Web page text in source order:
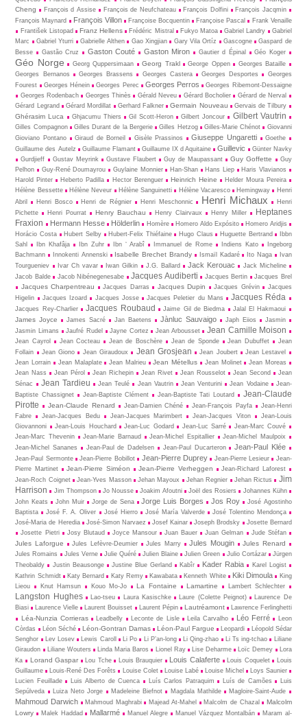
Cheng
François d Assise François de Neufchateau François Dolfini
François Jacqmin
François Maynard
François Villon Françoise Bocquentin Françoise Pascal
Frank Venaille
František Listopad
Franz Hellens Frédéric Mistral Fukyo Matoa Gabriel Landry
Gabriel
Marc
Gabriel Yturri Gabrielle Althen Gao Xingjian Gary Vila Ortíz Gascogne
Gaspard de
Besse
Gastão Cruz Gaston Couté Gaston Miron Gautier d Épinal Géo Koger
Géo Norge Georg Quppersimaan Georg Trakl George Oppen
Georges Bataille
Georges Bernanos
Georges Brassens Georges Castera Georges Desportes
Georges
Fourest
Georges Hénein Georges Perec Georges Perros
Georges Ribemont-Dessaigne
Georges Rodenbach
Georges Thinès Gérald Neveu Gérard Bocholier
Gérard de Nerval
Gérard Legrand
Gérard Mordillat Gerhard Falkner Germain Nouveau Gervais de Tilbury
Ghérasim Luca Ghjacumu Thiers Gil Scott-Heron Gilbert Joncour Gilbert Vautrin
Gilles Compagnon Gilles Durant de la Bergerie Gilles Hetzog Gilles-Marie Chénot
Giovanni
Gioviano Pontano
Giraud de Borneil Gisèle Prassinos Giuseppe Ungaretti
Goethe
Guillaume des Autelz
Guillaume Flamant Guillaume IX d Aquitaine Guillevic
Günter Navky
Gurdjieff
Gustav Meyrink Gustave Flaubert Guy de Maupassant Guy Goffette
Guy
Pelhon
Guy-René Dou­may­rou Guylaine Monnier Han-Shan Hans Liep
Haris Vlavianos
Harold Pinter
Heberto Padilla Hector Berenguer Heinrich Heine
Helder Moura Pereira
Hélène Bessette
Hélène Neveur Hélène Sanguinetti Hélène Vacaresco Hemingway
Henri
Abril
Henri Bosco Henri de Régnier Henri Meschonnic Henri Michaux
Henri
Pichette
Henri Pourrat Henry Bauchau Henry Clairvaux Henry Miller
Heptanes
Fraxion
Hermann Hesse Hölderlin Homère Homero Aldo Expósito
Homero Aridjis
Horácio Costa
Hubert Selby Hubert-Felix Thiéfaine Hugo Claus Huguette Bertrand
Ibbn
Sahl
Ibn Khafâja Ibn Zuhr Ibn ‘ Arabî Immanuel de Rome Indiens Kato
Ingeborg
Bachmann
Innokenti Annenski Isabelle Brechet Brandy Ismaïl Kadaré Ito Naga
Ivan
Tourgueniev
Ivar Ch vavar Iwan Gilkin J.G. Ballard Jack Kerouac
Jack Micheline
Jacob Balde
Jacob Nibénegenesabe Jacques Audiberti Jacques Bertin Jacques Brel
Jacques Charpentreau Jacques Darras Jacques Dupin Jacques Grévin
Jacques
Higelin
Jacques Izoard Jacques Josse Jacques Peletier du Mans Jacques Réda
Jacques Rey-Charlier Jacques Roubaud Jaime Gil de Biedma Jalal El Hakmaoui
James Joyce James Sacré Jan Baetens Jànluc Sauvaigo Japh Eiios
Jasmin
Jasmin Limans
Jaufré Rudel Jayne Cortez Jean Arbousset Jean Camille Moison
Jean Cayrol Jean Cocteau Jean de Boschère Jean de Sponde Jean Dubuffet
Jean
Follain
Jean Giono Jean Giraudoux Jean Grosjean Jean Joubert
Jean Lestavel
Jean Lorrain
Jean Malaplate Jean Malrieu Jean Métellus Jean Molinet
Jean Moreas
Jean Nass
Jean Pérol Jean Richepin Jean Rivet Jean Rousselot Jean Second
Jean
Sénac
Jean Tardieu Jean Teulé Jean Vautrin Jean Venturini Jean Vodaine
Jean-
Baptiste Chassignet
Jean-Baptiste Clément Jean-Baptiste Tati Loutard
Jean-Claude
Pirotte
Jean-Claude Renard Jean-Damien Chéné Jean-François Payfa
Jean-Henri
Fabre
Jean-Jacques Bedu Jean-Jacques Marimbert Jean-Jacques Viton
Jean-Louis
Giovannoni
Jean-Louis Houchard Jean-Luc Godard Jean-Luc Sarré
Jean-Marc Couvé
Jean-Marc Thevenin
Jean-Marie Barnaud Jean-Michel Espitallier
Jean-Michel Maulpoix
Jean-Michel Sananes
Jean-Paul de Dadelsen Jean-Paul Ducarteron Jean-Paul Klée
Jean-Paul Sermonte Jean-Pierre Bobillot Jean-Pierre Duprey Jean-Pierre Lesieur
Jean-
Pierre Martinet
Jean-Pierre Siméon Jean-Pierre Verheggen
Jean-Richard Laforest
Jean-Roch Coignet
Jean-Yves Masson Jehan Mayoux Jehan Regnier Jehan Rictus
Jim
Harrison
Jim Thompson Jo Nousse Joakim Afoutni Joël des Rosiers
Johannes Kühn
John Keats
John Muir Jorge de Sena Jorge Luis Borges Jos Roy
José Agostinho
Baptista
José F. A. Oliver José Hierro José María Valverde
José Tolentino Mendonça
José-Maria de Heredia
José-Simon Narvaez Josef Kainar Joseph Brodsky
Josette Bernard
Josette Pietri
Josy Blutaud Joyce Mansour Juan Bauer Juan Gelman Jude Stéfan
Jules Laforgue Jules Lefèvre-Deumier Jules Marry Jules Mougin Jules Renard
Jules Romains Jules Verne Julie Quéré Julien Blaine Julien Green Julio Cortázar
Jürgen
Theobaldy
Justin Beausonge Justine Blue Gerland Kabîr Kader Rabia
Karel Logist
Kathrin Schmidt
Katy Bernard Katy Remy Kawabata Kenneth White Kiki Dimoula
King
Lieou
Knut Hamsun Kouo Mo-Jo La Fontaine Lamartine Lambert Schlechter
Langston Hughes Lao-tseu Laura Kasischke Laure (Colette Peignot)
Laurence De
Biasi
Laurence Vielle Laurent Bouisset Laurent Pépin Lautréamont Lawrence Ferlinghetti
Léa-Nunzia Corrieras Leadbelly Leconte de Lisle Leila Carvalho Léo Ferré
Leon
Còrdas
Léon Séché Léon-Gontran Damas Léon-Paul Fargue Leopardi
Léopold Sédar
Senghor
Lev Losev Lewis Caroll Li Po Li P’an-long Li Qing-zhao Li Ts ing-tchao
Liliane
Giraudon
Liliane Wouters Linda Maria Baros Lionel Ray Lise Deharme Loïc Demey
Lora
Ka
Lorand Gaspar Lou Tche Louis Brauquier Louis Calaferte Louis Coquelet
Louis
Guillaume
Louis-René Des Forêts Louise Colet Louise Labé Louise Michel
Loys Saunier
Lucien Feuillade
Luis Alberto de Cuenca Luís Carlos Patraquim Luís de Camões
Luis
Sepúlveda
Luiza Neto Jorge Madeleine Biefnot Magdala Mathilde Magloire-Saint-Aude
Mahmoud Darwich Mahmoud Maghrabi Majead At-Mahel Malcolm de Chazal
Malcolm
Lowry
Malek Haddad Mallarmé Manuel Alegre Manuel Vázquez Montalbán
Maram al-